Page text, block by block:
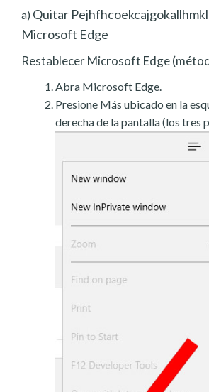
a) Quitar
Microsoft Edge
Restablecer Microsoft Edge
Abra Microsoft Edge.
Presione Más ubicado en la
derecha de la pantalla (los tres